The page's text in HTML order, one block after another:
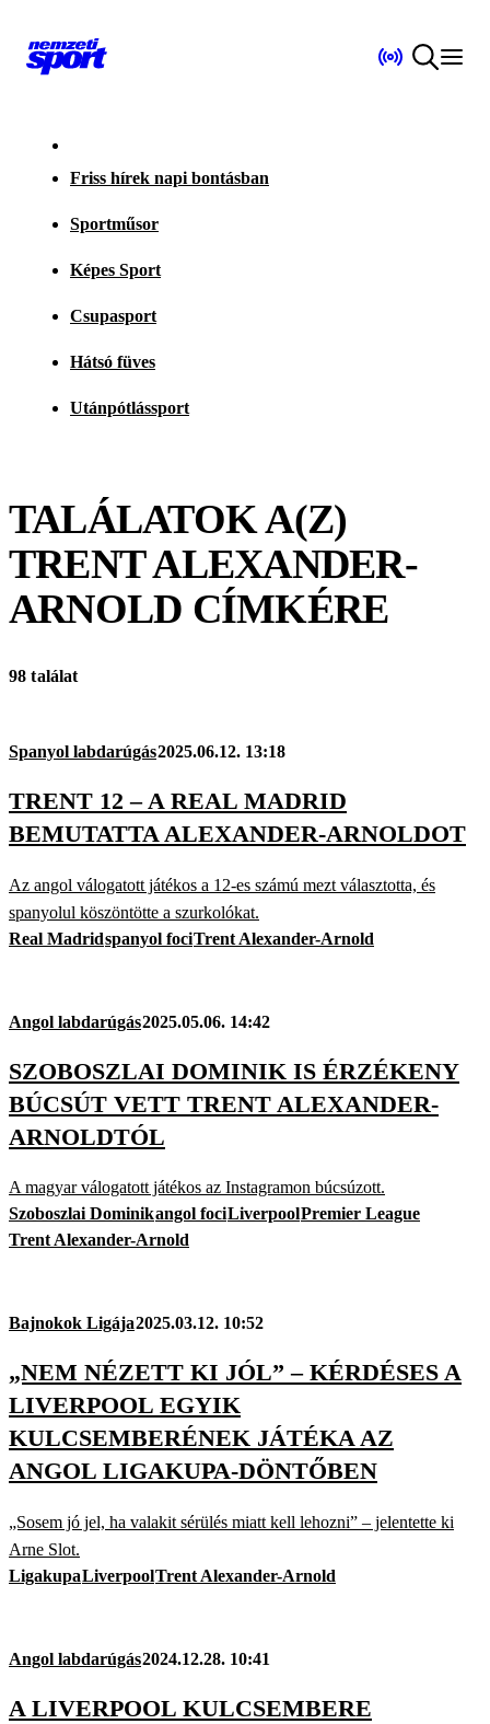
Friss hírek napi bontásban
Sportműsor
Képes Sport
Csupasport
Hátsó füves
Utánpótlássport
TALÁLATOK A(Z)
TRENT ALEXANDER-
ARNOLD CÍMKÉRE
98 találat
Spanyol labdarúgás2025.06.12. 13:18
TRENT 12 – A REAL MADRID
BEMUTATTA ALEXANDER-ARNOLDOT
Az angol válogatott játékos a 12-es számú mezt választotta, és
spanyolul köszöntötte a szurkolókat.
Real Madridspanyol fociTrent Alexander-Arnold
Angol labdarúgás2025.05.06. 14:42
SZOBOSZLAI DOMINIK IS ÉRZÉKENY
BÚCSÚT VETT TRENT ALEXANDER-
ARNOLDTÓL
A magyar válogatott játékos az Instagramon búcsúzott.
Szoboszlai Dominikangol fociLiverpoolPremier League
Trent Alexander-Arnold
Bajnokok Ligája2025.03.12. 10:52
„NEM NÉZETT KI JÓL” – KÉRDÉSES A
LIVERPOOL EGYIK
KULCSEMBERÉNEK JÁTÉKA AZ
ANGOL LIGAKUPA-DÖNTŐBEN
„Sosem jó jel, ha valakit sérülés miatt kell lehozni” – jelentette ki
Arne Slot.
LigakupaLiverpoolTrent Alexander-Arnold
Angol labdarúgás2024.12.28. 10:41
A LIVERPOOL KULCSEMBERE